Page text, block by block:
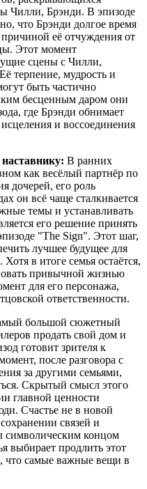
Чилли, Брэнди. В эпизоде
что Брэнди долгое время
её отчуждения от
Этот момент
сцены с Чилли,
терпение, мудрость и
быть частично
бесценным даром они
где Брэнди обнимает
и воссоединения
В ранних
как весёлый партнёр по
дочерей, его роль
он всё чаще сталкивается
темы и устанавливать
его решение принять
"The Sign". Этот шаг,
лучшее будущее для
в итоге семья остаётся,
привычной жизнью
для его персонажа,
ответственности.
большой сюжетный
продать свой дом и
готовит зрителя к
после разговора с
за другими семьями,
Скрытый смысл этого
главной ценности
Счастье не в новой
связей и
символическим концом
выбирает продлить этот
что самые важные вещи в